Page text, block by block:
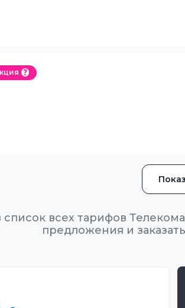
список всех тарифов
предложения и